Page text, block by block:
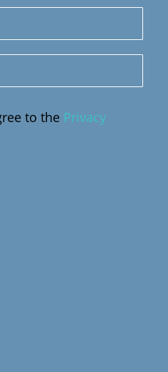
to the Privacy